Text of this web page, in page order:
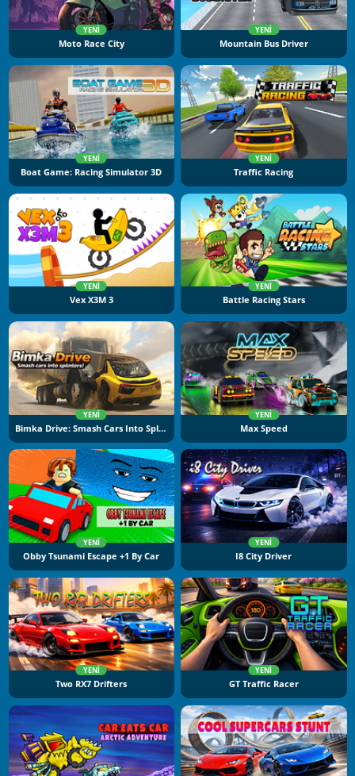
YENI
Moto Race City
YENI
Mountain Bus Driver
YENI
Boat Game: Racing Simulator 3D
YENI
Traffic Racing
YENI
Vex X3M 3
YENI
Battle Racing Stars
YENI
Bimka Drive: Smash Cars Into Splinters
YENI
Max Speed
YENI
Obby Tsunami Escape +1 By Car
YENI
I8 City Driver
YENI
Two RX7 Drifters
YENI
GT Traffic Racer